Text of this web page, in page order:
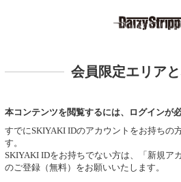
会員限定エリア
本コンテンツを閲覧するには、ログインが必
すでにSKIYAKI IDのアカウントをお持ちの
す。
SKIYAKI IDをお持ちでない方は、「新規ア
のご登録（無料）をお願いいたします。